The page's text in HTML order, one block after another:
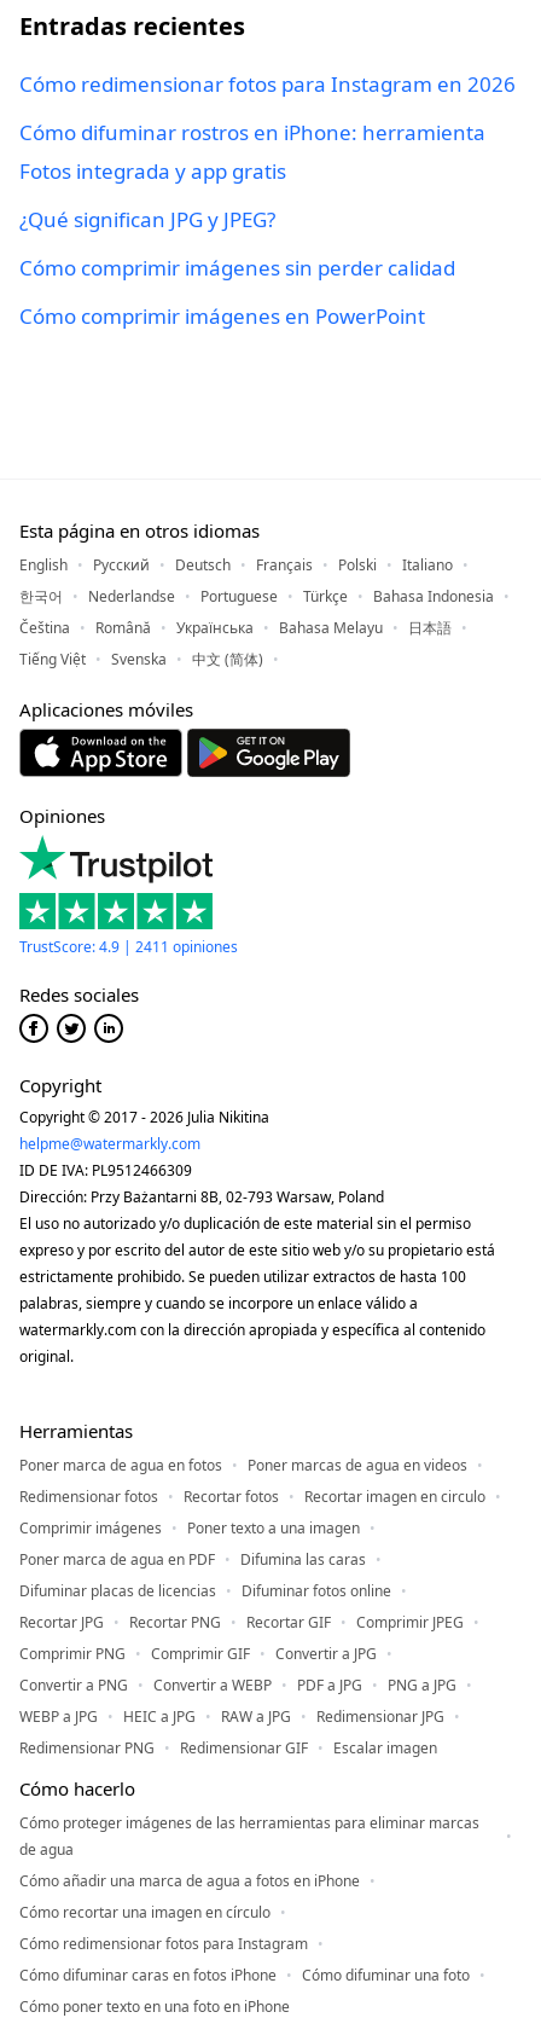
Entradas recientes
Cómo redimensionar fotos para Instagram en 2026
Cómo difuminar rostros en iPhone: herramienta
Fotos integrada y app gratis
¿Qué significan JPG y JPEG?
Cómo comprimir imágenes sin perder calidad
Cómo comprimir imágenes en PowerPoint
Esta página en otros idiomas
English Русский Deutsch Français Polski
Italiano
한국어
Nederlandse Portuguese Türkçe
Bahasa Indonesia
Čeština
Română Українська Bahasa Melayu
日本語
Tiếng Việt
Svenska 中文 (简体)
Aplicaciones móviles
Opiniones
TrustScore: 4.9 | 2411 opiniones
Redes sociales
Copyright
Copyright © 2017 - 2026 Julia Nikitina
helpme@watermarkly.com
ID DE IVA: PL9512466309
Dirección: Przy Bażantarni 8B, 02-793 Warsaw, Poland
El uso no autorizado y/o duplicación de este material sin el permiso
expreso y por escrito del autor de este sitio web y/o su propietario está
estrictamente prohibido. Se pueden utilizar extractos de hasta 100
palabras, siempre y cuando se incorpore un enlace válido a
watermarkly.com con la dirección apropiada y específica al contenido
original.
Herramientas
Poner marca de agua en fotos
Poner marcas de agua en videos
Redimensionar fotos
Recortar fotos
Recortar imagen en circulo
Comprimir imágenes
Poner texto a una imagen
Poner marca de agua en PDF
Difumina las caras
Difuminar placas de licencias
Difuminar fotos online
Recortar JPG
Recortar PNG Recortar GIF
Comprimir JPEG
Comprimir PNG
Comprimir GIF
Convertir a JPG
Convertir a PNG
Convertir a WEBP PDF a JPG
PNG a JPG
WEBP a JPG
HEIC a JPG RAW a JPG
Redimensionar JPG
Redimensionar PNG
Redimensionar GIF Escalar imagen
Cómo hacerlo
Cómo proteger imágenes de las herramientas para eliminar marcas
de agua
Cómo añadir una marca de agua a fotos en iPhone
Cómo recortar una imagen en círculo
Cómo redimensionar fotos para Instagram
Cómo difuminar caras en fotos iPhone
Cómo difuminar una foto
Cómo poner texto en una foto en iPhone